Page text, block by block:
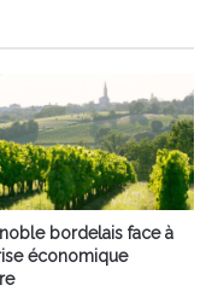
bordelais face à
économique